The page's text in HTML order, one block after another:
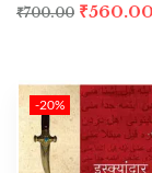
₹700.00 ₹560.00
-20%